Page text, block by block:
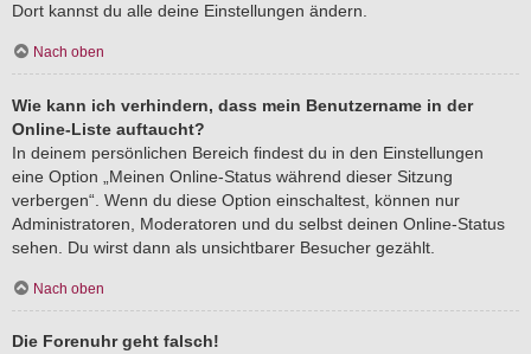
Dort kannst du alle deine Einstellungen ändern.
Nach oben
Wie kann ich verhindern, dass mein Benutzername in der
Online-Liste auftaucht?
In deinem persönlichen Bereich findest du in den Einstellungen
eine Option „Meinen Online-Status während dieser Sitzung
verbergen“. Wenn du diese Option einschaltest, können nur
Administratoren, Moderatoren und du selbst deinen Online-Status
sehen. Du wirst dann als unsichtbarer Besucher gezählt.
Nach oben
Die Forenuhr geht falsch!